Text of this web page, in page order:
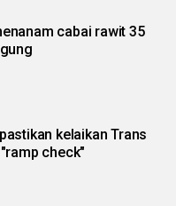
cabai rawit 35
kelaikan Trans
check"